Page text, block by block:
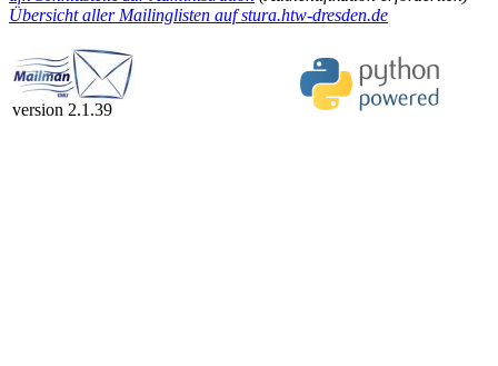
Übersicht aller Mailinglisten auf stura.htw-dresden.de
version 2.1.39